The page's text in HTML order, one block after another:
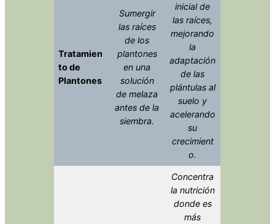
Tratamien
to de
Plantones
Sumergir
las raíces
de los
plantones
en una
solución
de melaza
antes de la
siembra.
inicial de
las raíces,
mejorando
la
adaptación
de las
plántulas al
suelo y
acelerando
su
crecimient
o.
Concentra
la nutrición
donde es
más